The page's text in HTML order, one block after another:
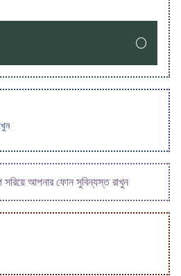
আপনার ফোন সুবিন্যস্ত রাখুন